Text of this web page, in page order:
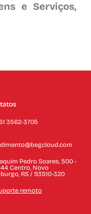
e Serviços,
3562-3705
Pedro Soares, 500 -
44 Centro, Novo
RS / 93510-320
remoto